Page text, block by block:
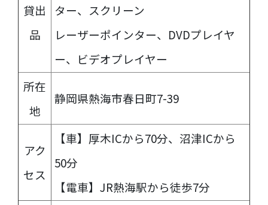
貸出
品
ター、スクリーン
レーザーポインター、DVDプレイヤ
ー、ビデオプレイヤー
所在
地
静岡県熱海市春日町7-39
アク
セス
【車】厚木ICから70分、沼津ICから
50分
【電車】JR熱海駅から徒歩7分